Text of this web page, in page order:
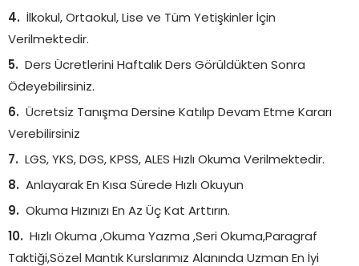
İlkokul, Ortaokul, Lise ve Tüm Yetişkinler İçin
Verilmektedir.
Ders Ücretlerini Haftalık Ders Görüldükten Sonra
Ödeyebilirsiniz.
Ücretsiz Tanışma Dersine Katılıp Devam Etme Kararı
Verebilirsiniz
LGS, YKS, DGS, KPSS, ALES Hızlı Okuma Verilmektedir.
Anlayarak En Kısa Sürede Hızlı Okuyun
Okuma Hızınızı En Az Üç Kat Arttırın.
Hızlı Okuma ,Okuma Yazma ,Seri Okuma,Paragraf
Taktiği,Sözel Mantık Kurslarımız Alanında Uzman En İyi